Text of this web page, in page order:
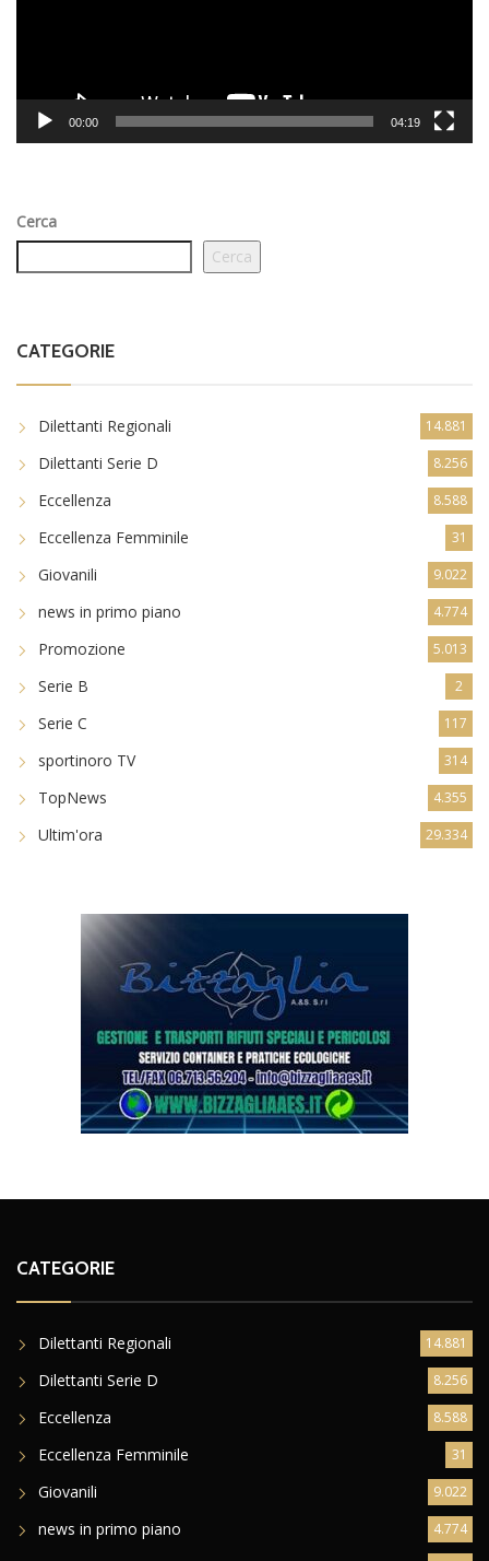
00:00 04:19
Cerca
Cerca
CATEGORIE
Dilettanti Regionali 14.881
Dilettanti Serie D 8.256
Eccellenza 8.588
Eccellenza Femminile 31
Giovanili 9.022
news in primo piano 4.774
Promozione 5.013
Serie B 2
Serie C 117
sportinoro TV 314
TopNews 4.355
Ultim'ora 29.334
CATEGORIE
Dilettanti Regionali 14.881
Dilettanti Serie D 8.256
Eccellenza 8.588
Eccellenza Femminile 31
Giovanili 9.022
news in primo piano 4.774